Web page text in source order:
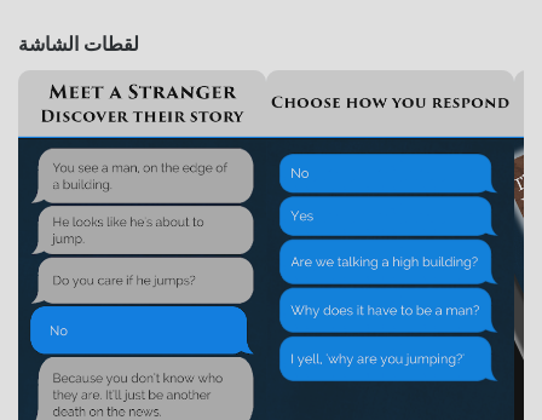
لقطات الشاشة